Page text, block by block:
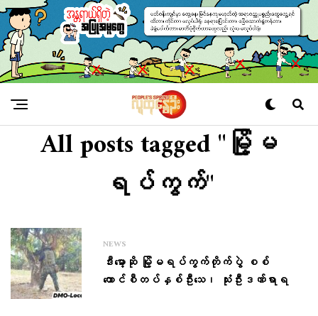
All posts tagged "မြို့မ
ရပ်ကွက်"
NEWS
ဒီးမော့ဆို မြို့မရပ်ကွက်တိုက်ပွဲ စစ်
ကောင်စီတပ်နှစ်ဦးသေ၊ သုံးဦးဒဏ်ရာရ